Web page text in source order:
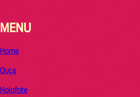
MENU
Home
Ouça
Holofote